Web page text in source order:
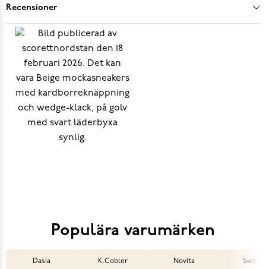
Recensioner
Populära varumärken
Dasia K.Cobler Novita